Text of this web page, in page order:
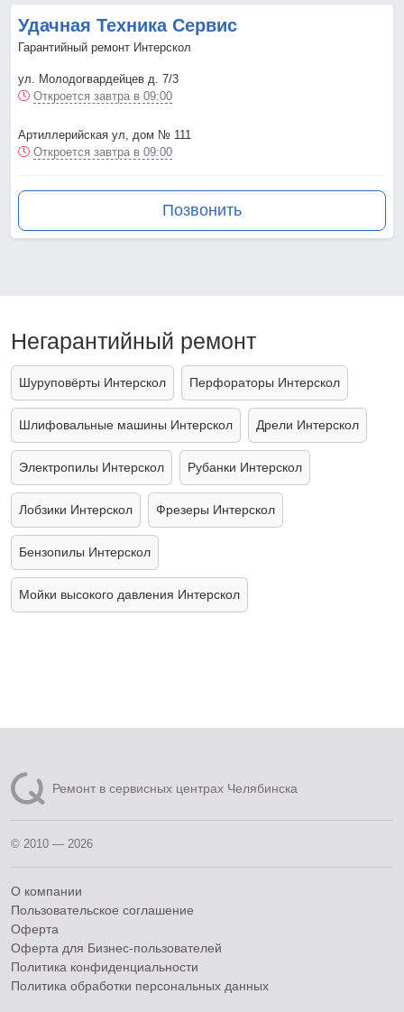
Удачная Техника Сервис
Гарантийный ремонт Интерскол
ул. Молодогвардейцев д. 7/3
Откроется завтра в 09:00
Артиллерийская ул, дом № 111
Откроется завтра в 09:00
Позвонить
Негарантийный ремонт
Шуруповёрты Интерскол Перфораторы Интерскол
Шлифовальные машины Интерскол Дрели Интерскол
Электропилы Интерскол Рубанки Интерскол
Лобзики Интерскол Фрезеры Интерскол
Бензопилы Интерскол
Мойки высокого давления Интерскол
Ремонт в сервисных центрах Челябинска
© 2010 — 2026
О компании
Пользовательское соглашение
Оферта
Оферта для Бизнес-пользователей
Политика конфиденциальности
Политика обработки персональных данных